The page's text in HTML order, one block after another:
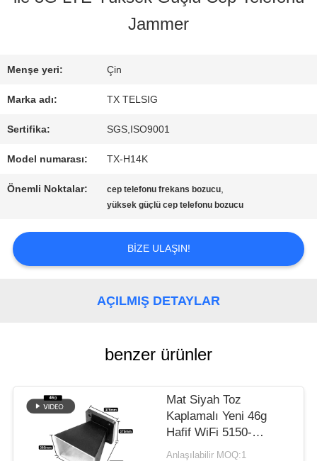
KONTROL
BIZE
ULAŞIN
HABERLER
BLOG
SITE
HARITASI
Jammer
Menşe yeri: Çin
Marka adı: TX TELSIG
Sertifika: SGS,ISO9001
Model numarası: TX-H14K
Önemli Noktalar: cep telefonu frekans bozucu,
yüksek güçlü cep telefonu bozucu
BIZE ULAŞIN!
AÇILMIŞ DETAYLAR
benzer ürünler
Mat Siyah Toz
Kaplamalı Yeni 46g
Hafif WiFi 5150-
5850MHz Korna Anteni
Anlaşılabilir MOQ:1